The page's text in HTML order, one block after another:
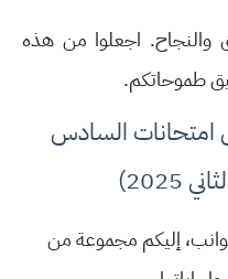
والنجاح. اجعلوا من هذه
طموحاتكم.
السادس
إليكم مجموعة من